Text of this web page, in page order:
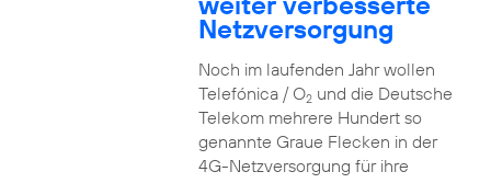
Netzversorgung
Noch im laufenden Jahr wollen
Telefónica / O2und die Deutsche
Telekom mehrere Hundert so
genannte Graue Flecken in der
4G-Netzversorgung für ihre